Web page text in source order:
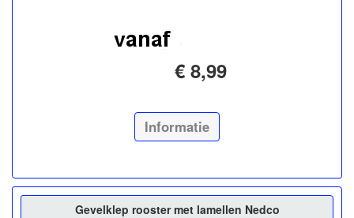
€ 8,99
Informatie
Gevelklep rooster met lamellen Nedco